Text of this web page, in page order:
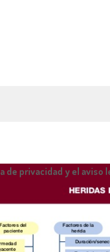
de privacidad y el aviso